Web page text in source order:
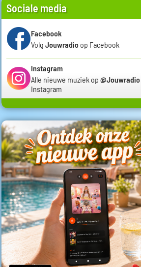
Sociale media
Facebook
Volg Jouwradio op Facebook
Instagram
Alle nieuwe muziek op @Jouwradio
Instagram